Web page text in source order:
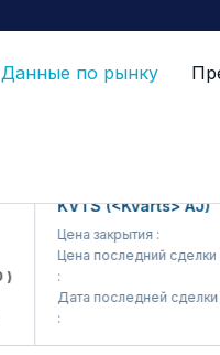
Данные по рынку
KVTS (<Kvarts> AJ)
Цена закрытия :
Цена последний сделки
Дата последней сделки